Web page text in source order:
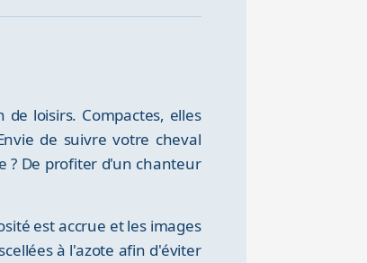
loisirs. Compactes, elles
de suivre votre cheval
? De profiter d'un chanteur
est accrue et les images
à l'azote afin d'éviter